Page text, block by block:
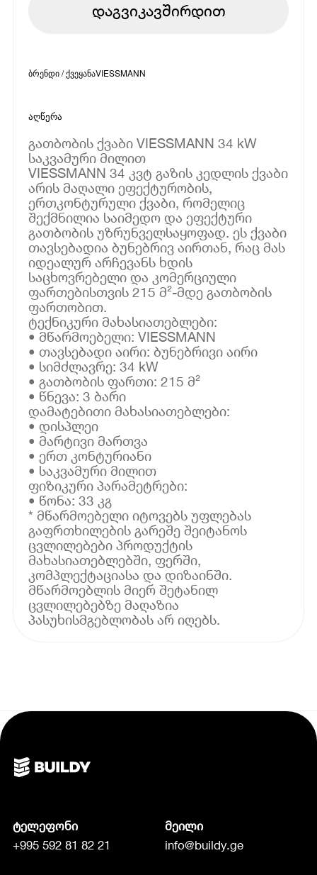
დაგვიკავშირდით
ბრენდი / ქვეყანაVIESSMANN
აღწერა
გათბობის ქვაბი VIESSMANN 34 kW
საკვამური მილით
VIESSMANN 34 კვტ გაზის კედლის ქვაბი
არის მაღალი ეფექტურობის,
ერთკონტურული ქვაბი, რომელიც
შექმნილია საიმედო და ეფექტური
გათბობის უზრუნველსაყოფად. ეს ქვაბი
თავსებადია ბუნებრივ აირთან, რაც მას
იდეალურ არჩევანს ხდის
საცხოვრებელი და კომერციული
ფართებისთვის 215 მ²-მდე გათბობის
ფართობით.
ტექნიკური მახასიათებლები:
• მწარმოებელი: VIESSMANN
• თავსებადი აირი: ბუნებრივი აირი
• სიმძლავრე: 34 kW
• გათბობის ფართი: 215 მ²
• წნევა: 3 ბარი
დამატებითი მახასიათებლები:
• დისპლეი
• მარტივი მართვა
• ერთ კონტურიანი
• საკვამური მილით
ფიზიკური პარამეტრები:
• წონა: 33 კგ
* მწარმოებელი იტოვებს უფლებას
გაფრთხილების გარეშე შეიტანოს
ცვლილებები პროდუქტის
მახასიათებლებში, ფერში,
კომპლექტაციასა და დიზაინში.
მწარმოებლის მიერ შეტანილ
ცვლილებებზე მაღაზია
პასუხისმგებლობას არ იღებს.
ტელეფონი
+995 592 81 82 21
მეილი
info@buildy.ge